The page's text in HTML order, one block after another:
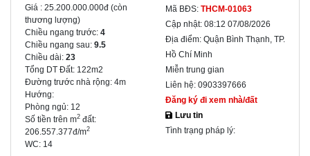
Giá : 25.200.000.000đ (còn
thương lượng)
Chiều ngang trước: 4
Chiều ngang sau: 9.5
Chiều dài: 23
Tổng DT Đất: 122m2
Đường trước nhà rộng: 4m
Hướng:
Phòng ngủ: 12
Số tiền trên m2 đất:
206.557.377đ/m2
WC: 14
Mã BĐS: THCM-01063
Cập nhật: 08:12 07/08/2026
Địa điểm: Quận Bình Thạnh, TP.
Hồ Chí Minh
Miễn trung gian
Liên hệ: 0903397666
Đăng ký đi xem nhà/đất
Lưu tin
Tình trạng pháp lý: